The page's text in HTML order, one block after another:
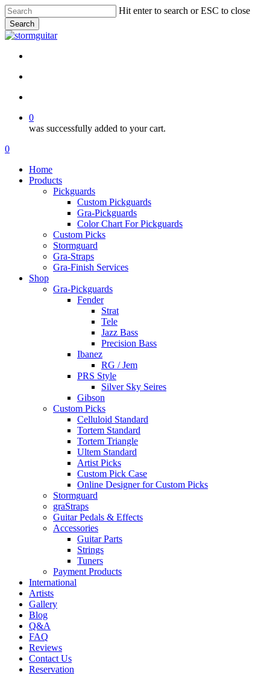
Skip
to
main
content
Hit enter to search or ESC to close
Search
Close
0
was successfully added to your cart.
Menu
search
account
0
Home
Products
Pickguards
Custom Pickguards
Gra-Pickguards
Color Chart For Pickguards
Custom Picks
Stormguard
Gra-Straps
Gra-Finish Services
Shop
Gra-Pickguards
Fender
Strat
Tele
Jazz Bass
Precision Bass
Ibanez
RG / Jem
PRS Style
Silver Sky Seires
Gibson
Custom Picks
Celluloid Standard
Tortem Standard
Tortem Triangle
Ultem Standard
Artist Picks
Custom Pick Case
Online Designer for Custom Picks
Stormguard
graStraps
Guitar Pedals & Effects
Accessories
Guitar Parts
Strings
Tuners
Payment Products
International
Artists
Gallery
Blog
Q&A
FAQ
Reviews
Contact Us
Reservation